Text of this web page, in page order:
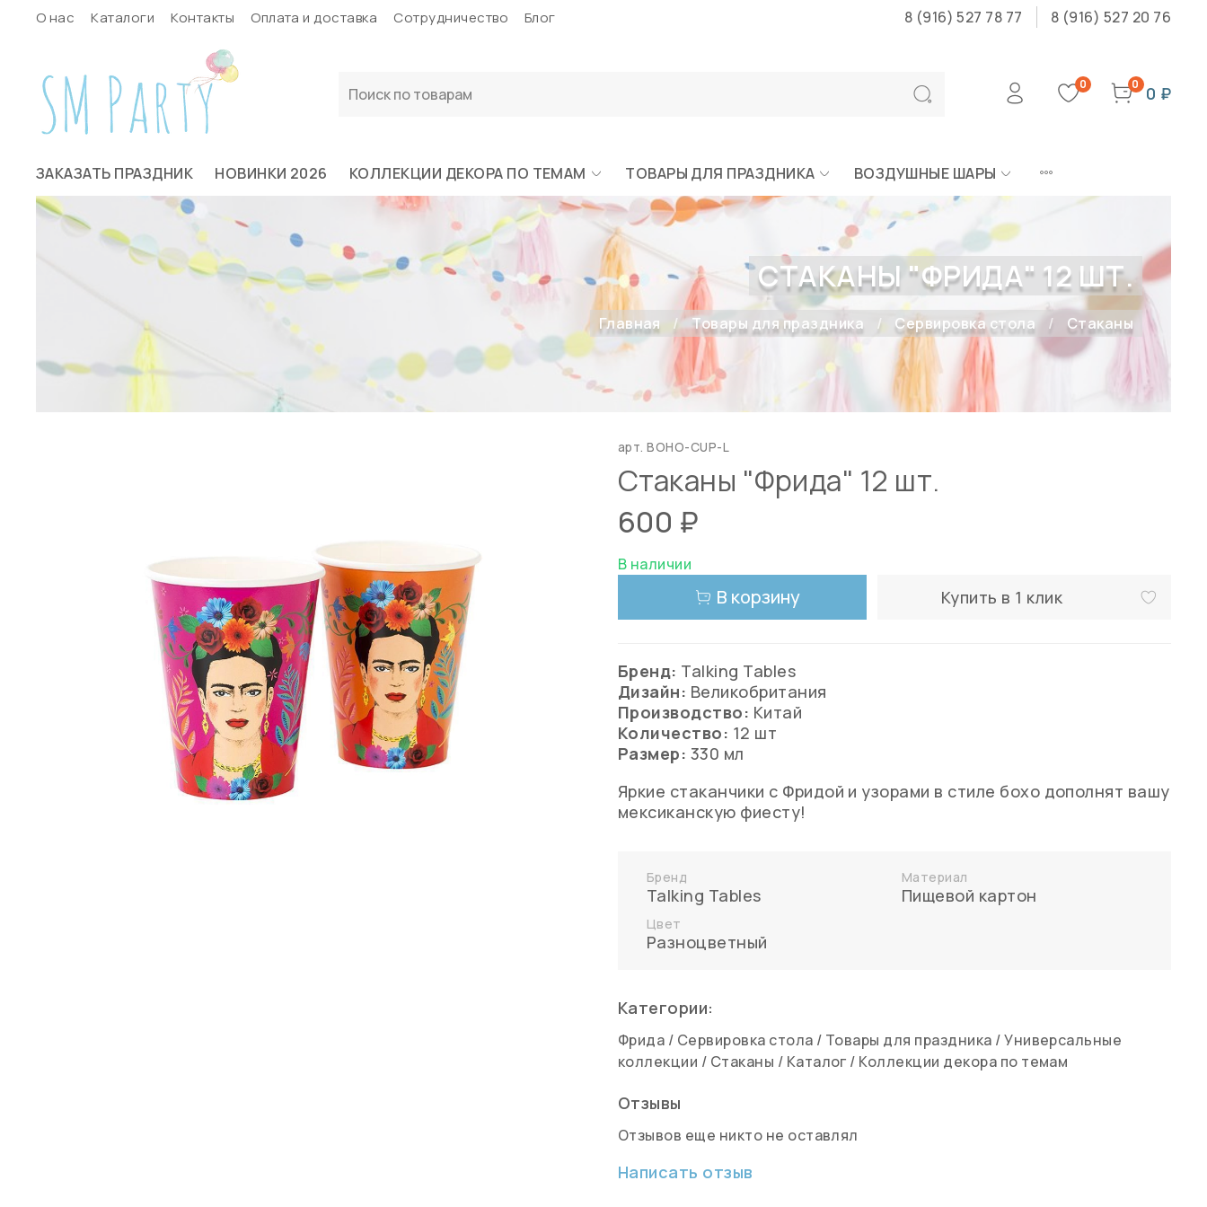
О нас Каталоги Контакты Оплата и доставка Сотрудничество Блог 8 (916) 527 78 77 8 (916) 527 20 76
0 0 0 ₽
ЗАКАЗАТЬ ПРАЗДНИК НОВИНКИ 2026 КОЛЛЕКЦИИ ДЕКОРА ПО ТЕМАМ ТОВАРЫ ДЛЯ ПРАЗДНИКА ВОЗДУШНЫЕ ШАРЫ
СТАКАНЫ "ФРИДА" 12 ШТ.
Главная Товары для праздника Сервировка стола Стаканы
арт.BOHO-CUP-L
Стаканы "Фрида" 12 шт.
600 ₽
В наличии
В корзину Купить в 1 клик
Бренд: Talking Tables
Дизайн: Великобритания
Производство: Китай
Количество: 12 шт
Размер: 330 мл
Яркие стаканчики с Фридой и узорами в стиле бохо дополнят вашу
мексиканскую фиесту!
Бренд
Talking Tables
Материал
Пищевой картон
Цвет
Разноцветный
Категории:
Фрида / Сервировка стола / Товары для праздника /Универсальные
коллекции / Стаканы / Каталог / Коллекции декора по темам
Отзывы
Отзывов еще никто не оставлял
Написать отзыв